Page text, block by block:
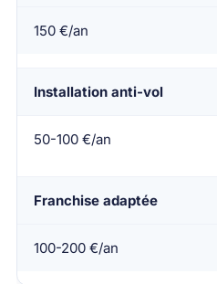
150 €/an
Installation anti-vol
50-100 €/an
Franchise adaptée
100-200 €/an